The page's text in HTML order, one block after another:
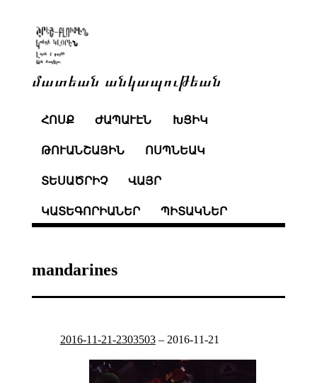
մատեան անկապութեան
ՀՈՍՔ ԺԱՊԱՒԷՆ ԽՑԻԿ
ԹՈՒԱՆՇԱՅԻՆ ՈՍՊՆԵԱԿ
ՏԵՍԱԾՐԻՉ ՎԱՅՐ
ԿԱՏԵԳՈՐԻԱՆԵՐ ՊԻՏԱԿՆԵՐ
mandarines
2016-11-21-2303503– 2016-11-21